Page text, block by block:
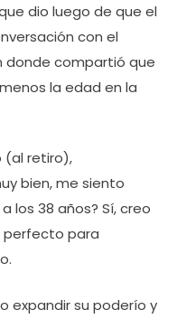
dio luego de que el
con el
donde compartió que
la edad en la
(al retiro),
bien, me siento
los 38 años? Sí, creo
perfecto para
expandir su poderío y